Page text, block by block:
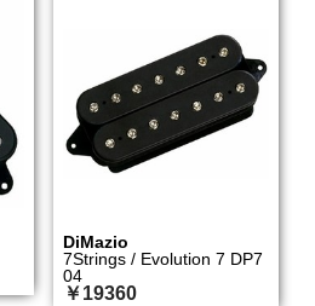
DiMazio
7Strings / Evolution 7 DP7
04
￥19360